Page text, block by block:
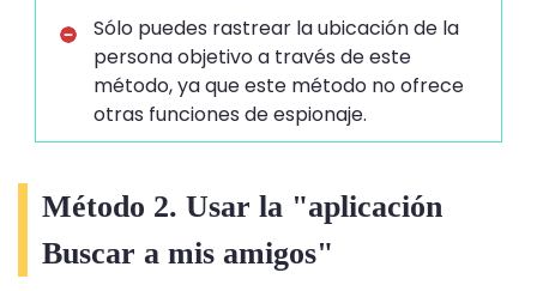
Sólo puedes rastrear la ubicación de la
persona objetivo a través de este
método, ya que este método no ofrece
otras funciones de espionaje.
Método 2. Usar la "aplicación
Buscar a mis amigos"